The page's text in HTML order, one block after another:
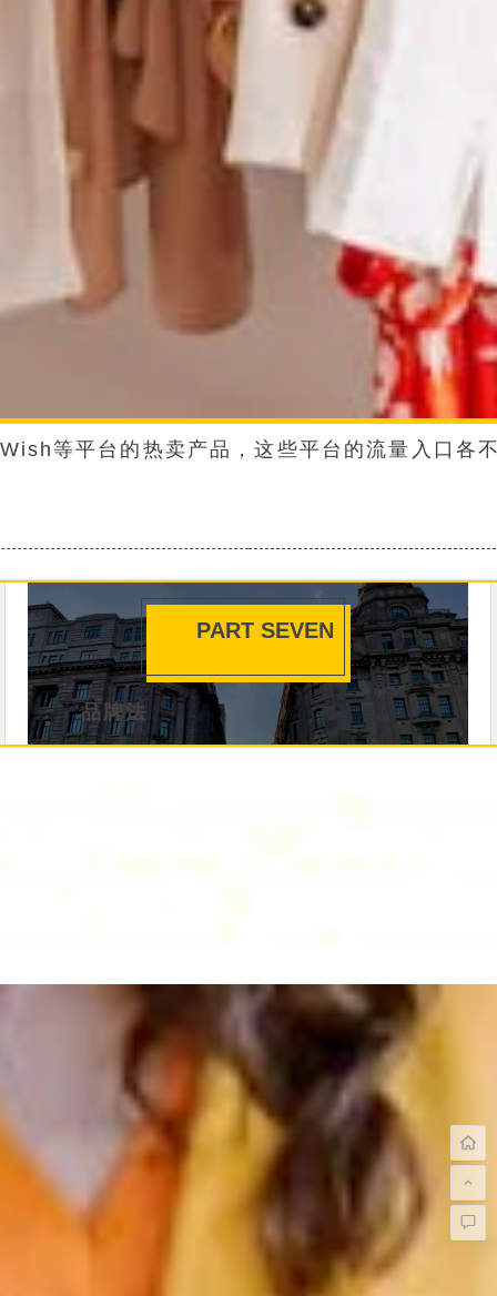
等平台的热卖产品，这些平台的流量入口各
PART SEVEN
品牌法